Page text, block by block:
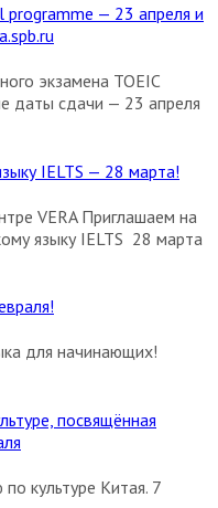
— 23 апреля и
экзамена TOEIC
даты сдачи — 23 апреля
IELTS — 28 марта!
VERA Приглашаем на
языку IELTS 28 марта
для начинающих!
посвящённая
культуре Китая. 7